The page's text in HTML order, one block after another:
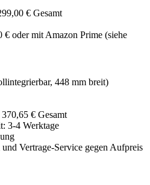
€ Gesamt
€ oder mit Amazon Prime (siehe
448 mm breit)
370,65 € Gesamt
3-4 Werktage
Vertrage-Service gegen Aufpreis